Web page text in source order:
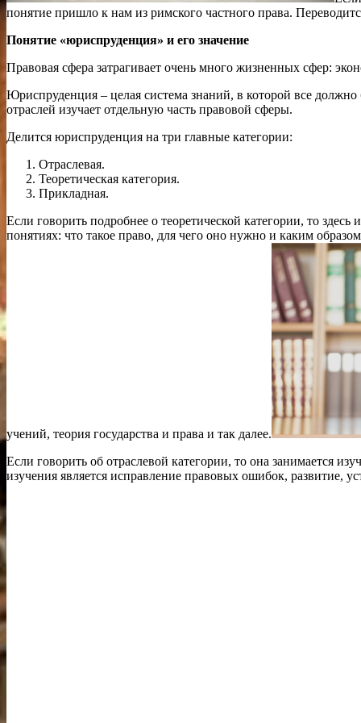
понятие пришло к нам из римского частного права.
Понятие «юриспруденция» и его значение
Правовая сфера затрагивает очень много жизненных сфер:
Юриспруденция – целая система знаний, в которой все
отраслей изучает отдельную часть правовой сферы.
Делится юриспруденция на три главные категории:
Отраслевая.
Теоретическая категория.
Прикладная.
Если говорить подробнее о теоретической категории, то
понятиях: что такое право, для чего оно нужно и каким
учений, теория государства и права и так далее.
Если говорить об отраслевой категории, то она занимается
изучения является исправление правовых ошибок, развитие,